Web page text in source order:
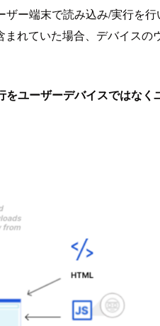
ー端末で読み込み/実行を行
れていた場合、デバイス
ユーザーデバイスではなく